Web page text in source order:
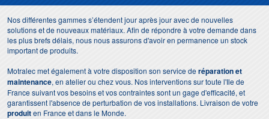
Nos différentes gammes s’étendent jour après jour avec de nouvelles
solutions et de nouveaux matériaux. Afin de répondre à votre demande dans
les plus brefs délais, nous nous assurons d'avoir en permanence un stock
important de produits.
Motralec met également à votre disposition son service deréparation et
maintenance, en atelier ou chez vous. Nos interventions sur toute l'Ile de
France suivant vos besoins et vos contraintes sont un gage d'efficacité, et
garantissent l'absence de perturbation de vos installations. Livraison de votre
produiten France et dans le Monde.